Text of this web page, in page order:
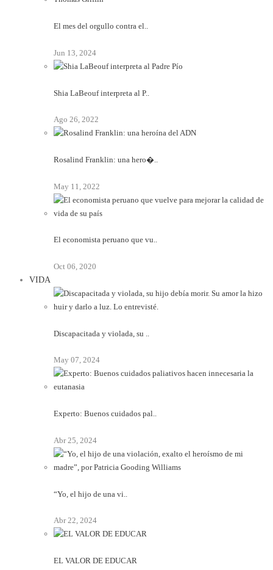
El mes del orgullo contra el..
Jun 13, 2024
Shia LaBeouf interpreta al P..
Ago 26, 2022
Rosalind Franklin: una hero�..
May 11, 2022
El economista peruano que vu..
Oct 06, 2020
VIDA
Discapacitada y violada, su ..
May 07, 2024
Experto: Buenos cuidados pal..
Abr 25, 2024
“Yo, el hijo de una vi..
Abr 22, 2024
EL VALOR DE EDUCAR